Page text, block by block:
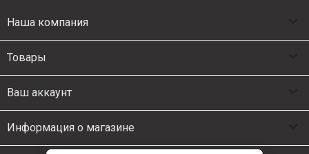
Наша компания
Товары
Ваш аккаунт
Информация о магазине